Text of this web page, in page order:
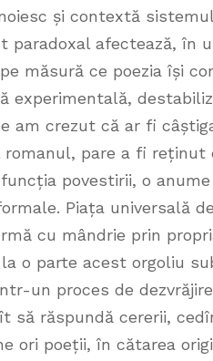
și contextă
paradoxal afectează, în
măsură ce poezia își
experimentală,
am crezut că ar fi
romanul, pare a fi reținut
povestirii, o
Piața universală
cu mândrie prin
o parte acest orgoliu
un proces de
să răspundă cererii,
ori poeții, în cătarea